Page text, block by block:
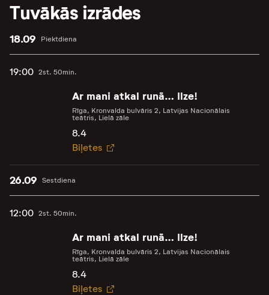
Tuvākās izrādes
Piektdiena
18.09
19:00 2st. 50min.
Ar mani atkal runā… Ilze!
Rīga, Kronvalda bulvāris 2, Latvijas Nacionālais
teātris, Lielā zāle
8.4
Biļetes
Sestdiena
26.09
12:00 2st. 50min.
Ar mani atkal runā… Ilze!
Rīga, Kronvalda bulvāris 2, Latvijas Nacionālais
teātris, Lielā zāle
8.4
Biļetes